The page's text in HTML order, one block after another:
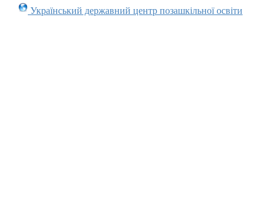
Український державний центр позашкільної освіти